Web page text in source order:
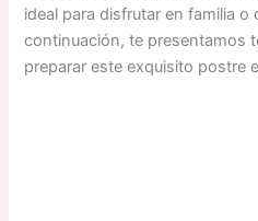
ideal para disfrutar en familia o
continuación, te presentamos
preparar este exquisito postre